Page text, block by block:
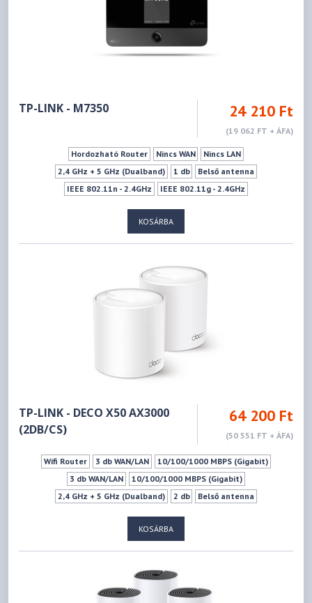
TP-LINK - M7350 24 210 Ft
(19 062 FT + ÁFA)
Hordozható Router Nincs WAN
Nincs LAN
2,4 GHz + 5 GHz (Dualband)
1 db
Belső antenna
IEEE 802.11n - 2.4GHz
IEEE 802.11g - 2.4GHz
1xMini USB (tápegységnek!)
KOSÁRBA
TP-LINK - DECO X50 AX3000
(2DB/CS)
64 200 Ft
(50 551 FT + ÁFA)
Wifi Router 3 db WAN/LAN
10/100/1000 MBPS (Gigabit)
3 db WAN/LAN
10/100/1000 MBPS (Gigabit)
2,4 GHz + 5 GHz (Dualband)
2 db
Belső antenna
IEEE 802.11n - 2.4GHz
IEEE 802.11ax - 2.4GHz
Vendéghálózat
KOSÁRBA